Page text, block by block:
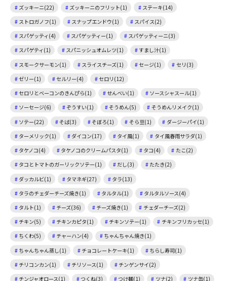
ズッキーニ(22)
ズッキーニのフリット(1)
ステーキ(14)
ストロガノフ(1)
スナップエンドウ(1)
スパイス(2)
スパゲッティ(4)
スパゲッティー(1)
スパゲッティーニ(3)
スパゲティ(1)
スパニッシュオムレツ(1)
すまし汁(1)
スモークサーモン(1)
スライスチーズ(1) セージ(1)
セリ(3)
ゼリー(1)
セルリー(4)
セロリ(12)
セロリとベーコンのきんぴら(1)
せんべい(1)
ソースシャスール(1)
ソーセージ(6)
ぞうすい(1) そうめん(5)
そうめんリメイク(1)
ソテー(22)
そば(3) そぼろ(1) そら豆(1)
ダージーパイ(1)
ターメリック(1)
ダイコン(17) タイ風(1)
タイ風春雨サラダ(1)
タケノコ(4)
タケノコのクリームパスタ(1) タコ(4)
たこ(2)
タコとトマトのガーリックソテー(1)
だし(3)
たたき(2)
ダッカルビ(1)
タマネギ(27)
タラ(13)
タラのチェダーチーズ焼き(1)
タルタル(1)
タルタルソース(4)
タルト(1)
チーズ(36) チーズ焼き(1)
チェダーチーズ(2)
チキン(5)
チキンカピタ(1) チキンソテー(1)
チキンフリカッセ(1)
ちくわ(5)
チャーハン(4)
ちゃんちゃん焼き(1)
ちゃんちゃん蒸し(1)
チョコレートケーキ(1)
ちらし寿司(1)
チリコンカン(1)
チリソース(1)
チンゲンサイ(2)
チンジャオロース(1)
つくね(3) つけ麺(1) ツナ(2) ツナ缶(1)